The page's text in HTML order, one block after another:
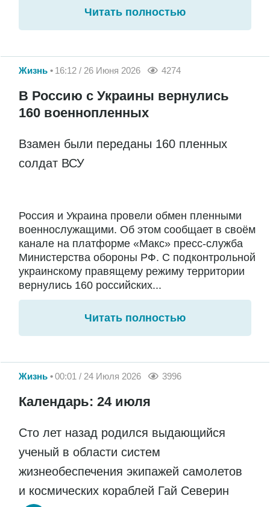
Читать полностью
Жизнь 16:12 / 26 Июня 2026 4274
В Россию с Украины вернулись
160 военнопленных
Взамен были переданы 160 пленных
солдат ВСУ
Россия и Украина провели обмен пленными
военнослужащими. Об этом сообщает в своём
канале на платформе «Макс» пресс-служба
Министерства обороны РФ. С подконтрольной
украинскому правящему режиму территории
вернулись 160 российских...
Читать полностью
Жизнь 00:01 / 24 Июля 2026 3996
Календарь: 24 июля
Сто лет назад родился выдающийся
ученый в области систем
жизнеобеспечения экипажей самолетов
и космических кораблей Гай Северин